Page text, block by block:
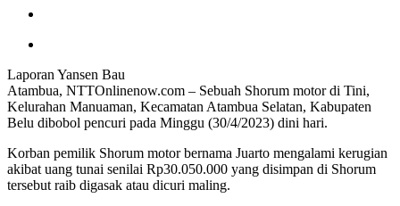
Laporan Yansen Bau
Atambua, NTTOnlinenow.com – Sebuah Shorum motor di Tini,
Kelurahan Manuaman, Kecamatan Atambua Selatan, Kabupaten
Belu dibobol pencuri pada Minggu (30/4/2023) dini hari.
Korban pemilik Shorum motor bernama Juarto mengalami kerugian
akibat uang tunai senilai Rp30.050.000 yang disimpan di Shorum
tersebut raib digasak atau dicuri maling.